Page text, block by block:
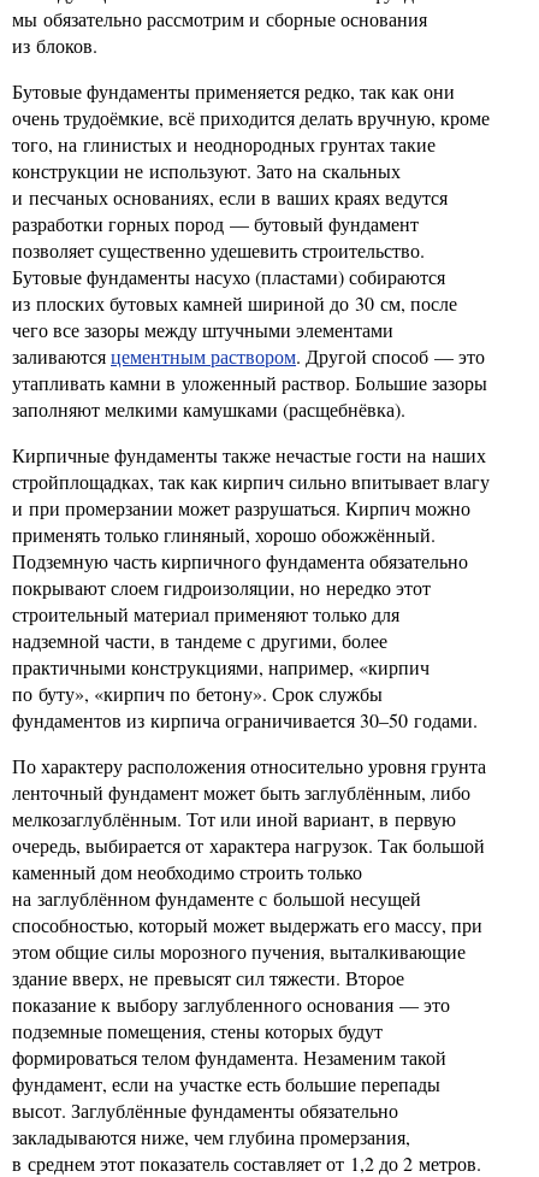
мы обязательно рассмотрим и сборные основания
из блоков.
Бутовые фундаменты применяется редко, так как они
очень трудоёмкие, всё приходится делать вручную, кроме
того, на глинистых и неоднородных грунтах такие
конструкции не используют. Зато на скальных
и песчаных основаниях, если в ваших краях ведутся
разработки горных пород — бутовый фундамент
позволяет существенно удешевить строительство.
Бутовые фундаменты насухо (пластами) собираются
из плоских бутовых камней шириной до 30 см, после
чего все зазоры между штучными элементами
заливаютсяцементным раствором. Другой способ — это
утапливать камни в уложенный раствор. Большие зазоры
заполняют мелкими камушками (расщебнёвка).
Кирпичные фундаменты также нечастые гости на наших
стройплощадках, так как кирпич сильно впитывает влагу
и при промерзании может разрушаться. Кирпич можно
применять только глиняный, хорошо обожжённый.
Подземную часть кирпичного фундамента обязательно
покрывают слоем гидроизоляции, но нередко этот
строительный материал применяют только для
надземной части, в тандеме с другими, более
практичными конструкциями, например, «кирпич
по буту», «кирпич по бетону». Срок службы
фундаментов из кирпича ограничивается 30–50 годами.
По характеру расположения относительно уровня грунта
ленточный фундамент может быть заглублённым, либо
мелкозаглублённым. Тот или иной вариант, в первую
очередь, выбирается от характера нагрузок. Так большой
каменный дом необходимо строить только
на заглублённом фундаменте с большой несущей
способностью, который может выдержать его массу, при
этом общие силы морозного пучения, выталкивающие
здание вверх, не превысят сил тяжести. Второе
показание к выбору заглубленного основания — это
подземные помещения, стены которых будут
формироваться телом фундамента. Незаменим такой
фундамент, если на участке есть большие перепады
высот. Заглублённые фундаменты обязательно
закладываются ниже, чем глубина промерзания,
в среднем этот показатель составляет от 1,2 до 2 метров.